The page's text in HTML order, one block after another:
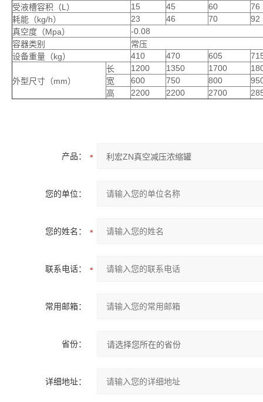
受液槽容积（L）
15 45 60
76
耗能（kg/h）
23 46 70
92
真空度（Mpa）
-0.08
容器类别
常压
设备重量（kg）
410 470 605
外型尺寸（mm）
长 1200 1350 1700
宽
600 750 800
高
2200 2200 2700
产品：
您的单位：
您的姓名：
联系电话：
常用邮箱：
省份：
详细地址：